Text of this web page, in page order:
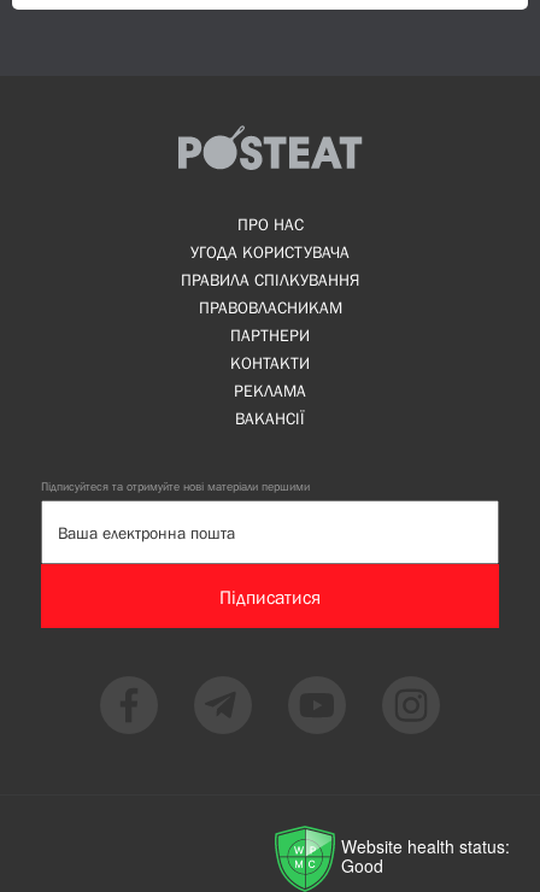
ПРО НАС
УГОДА КОРИСТУВАЧА
ПРАВИЛА СПІЛКУВАННЯ
ПРАВОВЛАСНИКАМ
ПАРТНЕРИ
КОНТАКТИ
РЕКЛАМА
ВАКАНСІЇ
Підписуйтеся та отримуйте нові матеріали першими
Підписатися
Website health status:
Good